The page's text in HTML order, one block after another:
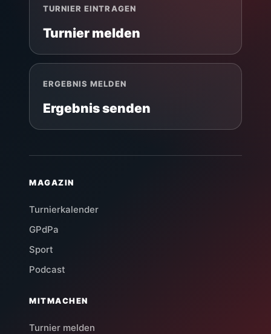
TURNIER EINTRAGEN
Turnier melden
ERGEBNIS MELDEN
Ergebnis senden
MAGAZIN
Turnierkalender
GPdPa
Sport
Podcast
MITMACHEN
Turnier melden